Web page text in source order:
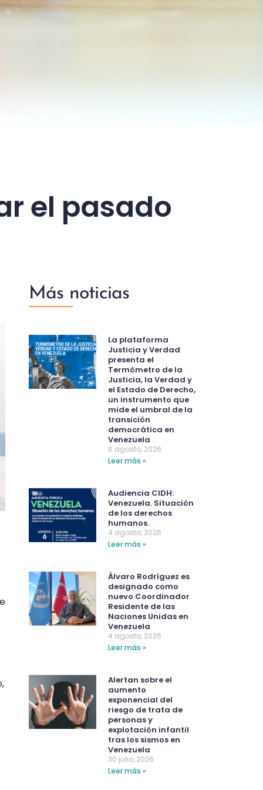
el pasado
Más noticias
La plataforma
Justicia y Verdad
presenta el
Termómetro de la
Justicia, la Verdad y
el Estado de Derecho,
un instrumento que
mide el umbral de la
transición
democrática en
Venezuela
6 agosto, 2026
Leer más »
Audiencia CIDH:
Venezuela. Situación
de los derechos
humanos.
4 agosto, 2026
Leer más »
Álvaro Rodríguez es
designado como
nuevo Coordinador
Residente de las
Naciones Unidas en
Venezuela
4 agosto, 2026
Leer más »
Alertan sobre el
aumento
exponencial del
riesgo de trata de
personas y
explotación infantil
tras los sismos en
Venezuela
30 julio, 2026
Leer más »